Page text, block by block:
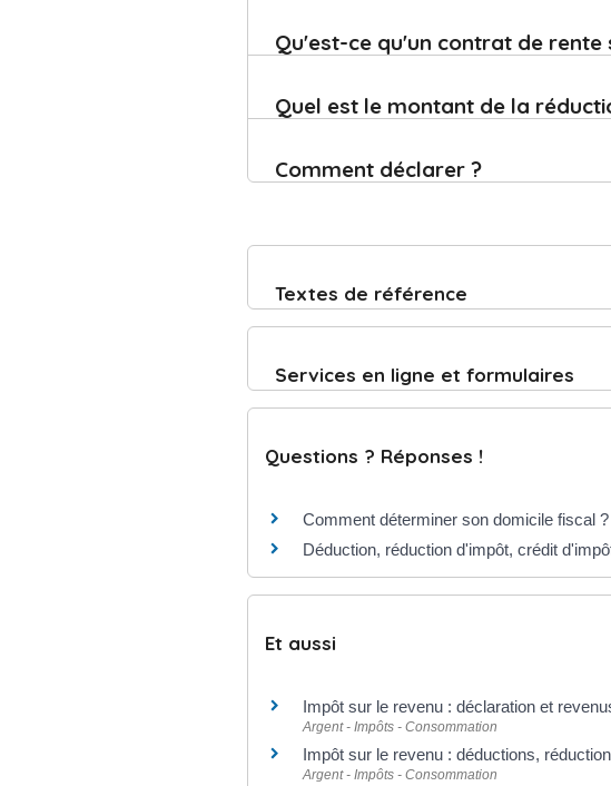
Qu'est-ce qu'un contrat de
Quel est le montant de la
Comment déclarer ?
Textes de référence
Services en ligne et formulaires
Questions ? Réponses !
Comment déterminer son domicile fiscal ?
Déduction, réduction d'impôt, crédit
Et aussi
Impôt sur le revenu : déclaration et
Argent - Impôts - Consommation
Impôt sur le revenu : déductions,
Argent - Impôts - Consommation